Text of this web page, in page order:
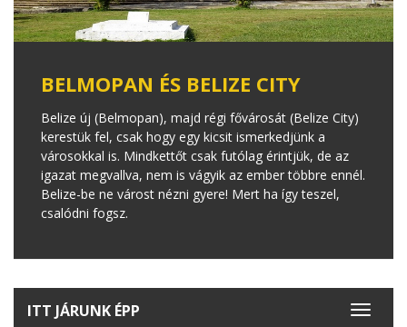
BELMOPAN ÉS BELIZE CITY
Belize új (Belmopan), majd régi fővárosát (Belize City)
kerestük fel, csak hogy egy kicsit ismerkedjünk a
városokkal is. Mindkettőt csak futólag érintjük, de az
igazat megvallva, nem is vágyik az ember többre ennél.
Belize-be ne várost nézni gyere! Mert ha így teszel,
csalódni fogsz.
Toggle
ITT JÁRUNK ÉPP